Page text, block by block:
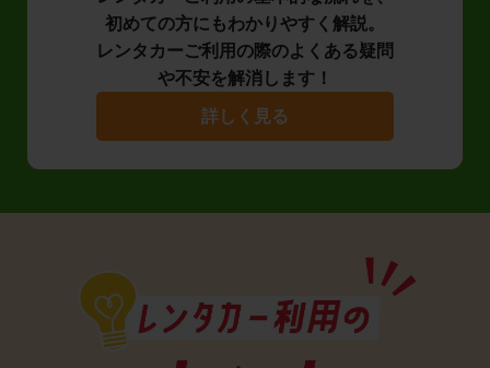
初めての方にもわかりやすく解説。
レンタカーご利用の際のよくある疑問
や不安を解消します！
詳しく見る